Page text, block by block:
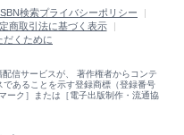
検索プライバシーポリシー
商取引法に基づく表示
だくために
信サービスが、 著作権者からコンテ
あることを示す登録商標（登録番号
ーク］または［電子出版制作・流通協